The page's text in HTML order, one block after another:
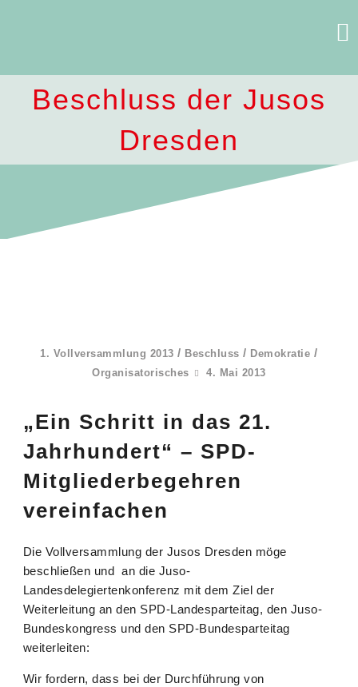
Beschluss der Jusos
Dresden
1. Vollversammlung 2013 / Beschluss / Demokratie /
Organisatorisches 4. Mai 2013
„Ein Schritt in das 21.
Jahrhundert“ – SPD-
Mitgliederbegehren
vereinfachen
Die Vollversammlung der Jusos Dresden möge
beschließen und an die Juso-
Landesdelegiertenkonferenz mit dem Ziel der
Weiterleitung an den SPD-Landesparteitag, den Juso-
Bundeskongress und den SPD-Bundesparteitag
weiterleiten:
Wir fordern, dass bei der Durchführung von